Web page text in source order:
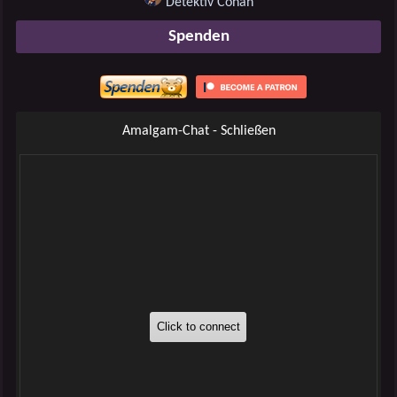
Spenden
Amalgam-Chat - Schließen